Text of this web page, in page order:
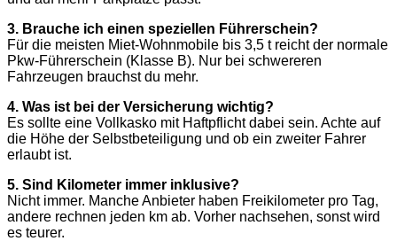
3. Brauche ich einen speziellen Führerschein?
Für die meisten Miet-Wohnmobile bis 3,5 t reicht der normale
Pkw-Führerschein (Klasse B). Nur bei schwereren
Fahrzeugen brauchst du mehr.
4. Was ist bei der Versicherung wichtig?
Es sollte eine Vollkasko mit Haftpflicht dabei sein. Achte auf
die Höhe der Selbstbeteiligung und ob ein zweiter Fahrer
erlaubt ist.
5. Sind Kilometer immer inklusive?
Nicht immer. Manche Anbieter haben Freikilometer pro Tag,
andere rechnen jeden km ab. Vorher nachsehen, sonst wird
es teurer.